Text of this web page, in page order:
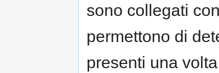
sono collegati
permettono di
presenti una